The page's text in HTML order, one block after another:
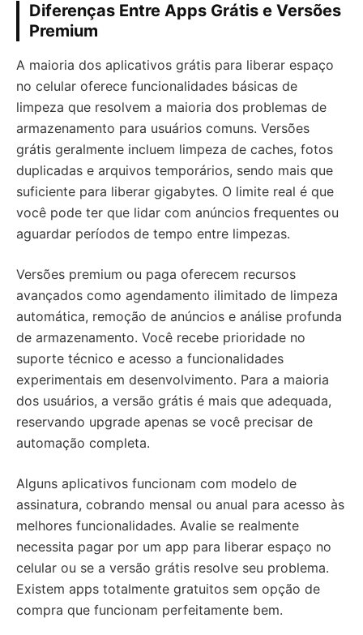
Diferenças Entre Apps Grátis e Versões
Premium
A maioria dos aplicativos grátis para liberar espaço
no celular oferece funcionalidades básicas de
limpeza que resolvem a maioria dos problemas de
armazenamento para usuários comuns. Versões
grátis geralmente incluem limpeza de caches, fotos
duplicadas e arquivos temporários, sendo mais que
suficiente para liberar gigabytes. O limite real é que
você pode ter que lidar com anúncios frequentes ou
aguardar períodos de tempo entre limpezas.
Versões premium ou paga oferecem recursos
avançados como agendamento ilimitado de limpeza
automática, remoção de anúncios e análise profunda
de armazenamento. Você recebe prioridade no
suporte técnico e acesso a funcionalidades
experimentais em desenvolvimento. Para a maioria
dos usuários, a versão grátis é mais que adequada,
reservando upgrade apenas se você precisar de
automação completa.
Alguns aplicativos funcionam com modelo de
assinatura, cobrando mensal ou anual para acesso às
melhores funcionalidades. Avalie se realmente
necessita pagar por um app para liberar espaço no
celular ou se a versão grátis resolve seu problema.
Existem apps totalmente gratuitos sem opção de
compra que funcionam perfeitamente bem.